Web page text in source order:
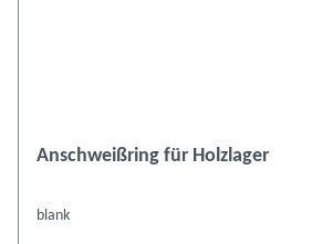
Anschweißring für Holzlager
blank